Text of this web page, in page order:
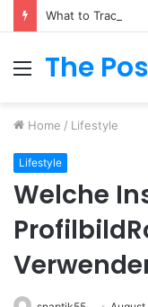
Menu
The
Home / Lifestyle
Lifestyle
Welche